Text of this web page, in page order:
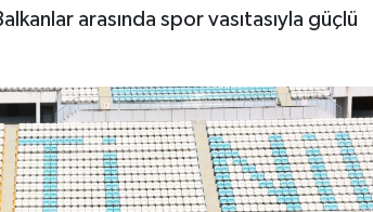
arasında spor vasıtasıyla güçlü